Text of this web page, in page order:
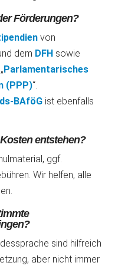
Förderungen?
von
dem DFH sowie
Parlamentarisches
(PPP)“.
BAföGist ebenfalls
entstehen?
ggf.
Wir helfen, alle
sind hilfreich
aber nicht immer